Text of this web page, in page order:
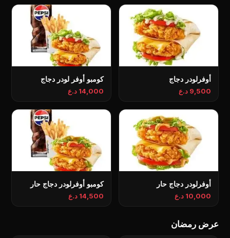
أوفرلودر دجاج
9,500 د.ع
کومبو أوفر لودر دجاج
14,000 د.ع
أوفرلودر دجاج حار
10,000 د.ع
كومبو أوفرلودر دجاج حار
14,500 د.ع
عرض رمضان